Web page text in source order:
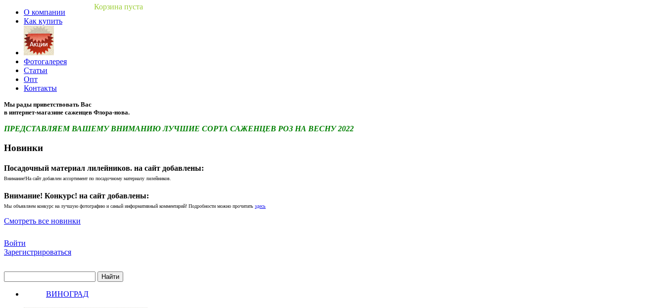
Корзина пуста
О компании
Как купить
Фотогалерея
Статьи
Опт
Контакты
Мы рады приветствовать Вас
в интернет-магазине саженцев Флора-нова.
ПРЕДСТАВЛЯЕМ ВАШЕМУ ВНИМАНИЮ ЛУЧШИЕ СОРТА САЖЕНЦЕВ РОЗ НА ВЕСНУ 2022
Новинки
Посадочный материал лилейников. на сайт добавлены:
Внимание!На сайт добавлен ассортимент по посадочному материалу лилейников.
Внимание! Конкурс! на сайт добавлены:
Мы объявляем конкурс на лучшую фотографию и самый информативный комментарий! Подробности можно прочитать здесь
Смотреть все новинки
Войти
Зарегистрироваться
ВИНОГРАД